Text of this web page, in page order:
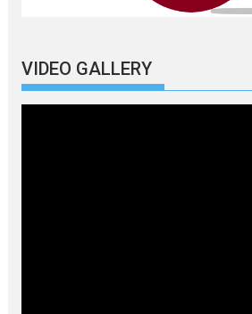
VIDEO GALLERY